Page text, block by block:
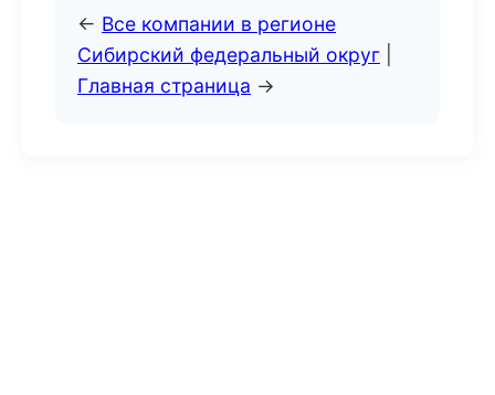
← Все компании в регионе
Сибирский федеральный округ
Главная страница →